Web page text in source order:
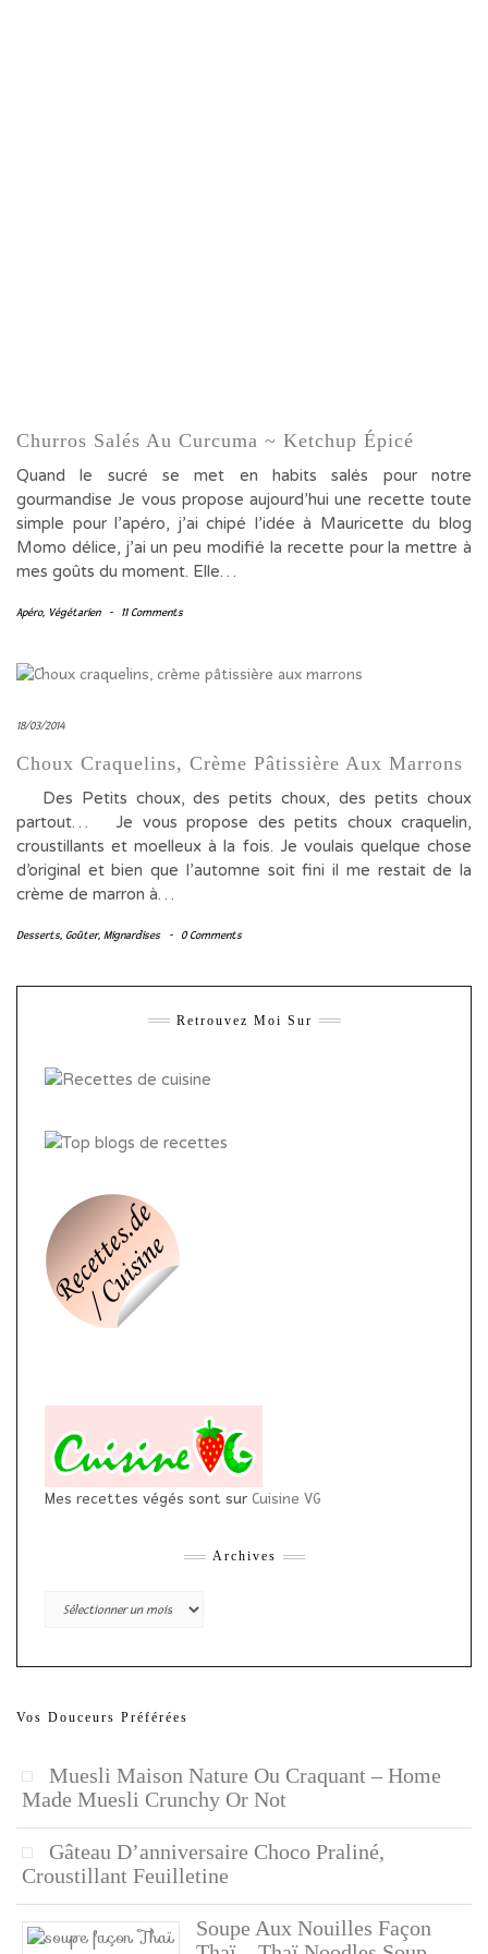
Churros Salés Au Curcuma ~ Ketchup Épicé
Quand le sucré se met en habits salés pour notre
gourmandise Je vous propose aujourd’hui une recette toute
simple pour l’apéro, j’ai chipé l’idée à Mauricette du blog
Momo délice, j’ai un peu modifié la recette pour la mettre à
mes goûts du moment. Elle…
Apéro, Végétarien - 11 Comments
18/03/2014
Choux Craquelins, Crème Pâtissière Aux Marrons
Des Petits choux, des petits choux, des petits choux
partout… Je vous propose des petits choux craquelin,
croustillants et moelleux à la fois. Je voulais quelque chose
d’original et bien que l’automne soit fini il me restait de la
crème de marron à…
Desserts, Goûter, Mignardises - 0 Comments
Retrouvez Moi Sur
Mes recettes végés sont sur Cuisine VG
Archives
Archives
Vos Douceurs Préférées
Muesli Maison Nature Ou Craquant – Home
Made Muesli Crunchy Or Not
Gâteau D’anniversaire Choco Praliné,
Croustillant Feuilletine
Soupe Aux Nouilles Façon